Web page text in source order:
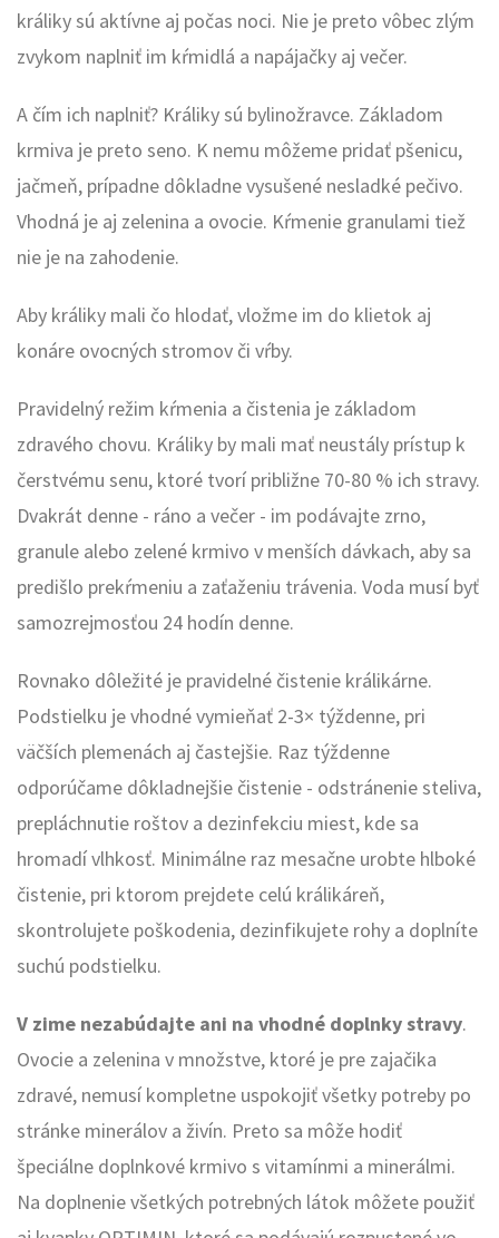
králiky sú aktívne aj počas noci. Nie je preto vôbec zlým
zvykom naplniť im kŕmidlá a napájačky aj večer.
A čím ich naplniť? Králiky sú bylinožravce. Základom
krmiva je preto seno. K nemu môžeme pridať pšenicu,
jačmeň, prípadne dôkladne vysušené nesladké pečivo.
Vhodná je aj zelenina a ovocie. Kŕmenie granulami tiež
nie je na zahodenie.
Aby králiky mali čo hlodať, vložme im do klietok aj
konáre ovocných stromov či vŕby.
Pravidelný režim kŕmenia a čistenia je základom
zdravého chovu. Králiky by mali mať neustály prístup k
čerstvému senu, ktoré tvorí približne 70-80 % ich stravy.
Dvakrát denne - ráno a večer - im podávajte zrno,
granule alebo zelené krmivo v menších dávkach, aby sa
predišlo prekŕmeniu a zaťaženiu trávenia. Voda musí byť
samozrejmosťou 24 hodín denne.
Rovnako dôležité je pravidelné čistenie králikárne.
Podstielku je vhodné vymieňať 2-3× týždenne, pri
väčších plemenách aj častejšie. Raz týždenne
odporúčame dôkladnejšie čistenie - odstránenie steliva,
prepláchnutie roštov a dezinfekciu miest, kde sa
hromadí vlhkosť. Minimálne raz mesačne urobte hlboké
čistenie, pri ktorom prejdete celú králikáreň,
skontrolujete poškodenia, dezinfikujete rohy a doplníte
suchú podstielku.
V zime nezabúdajte ani na vhodné doplnky stravy.
Ovocie a zelenina v množstve, ktoré je pre zajačika
zdravé, nemusí kompletne uspokojiť všetky potreby po
stránke minerálov a živín. Preto sa môže hodiť
špeciálne doplnkové krmivo s vitamínmi a minerálmi.
Na doplnenie všetkých potrebných látok môžete použiť